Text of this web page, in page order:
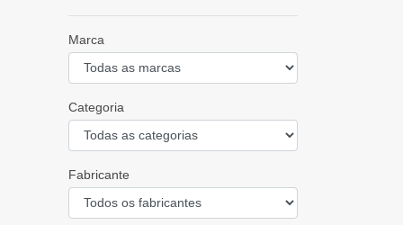
Marca
Categoria
Fabricante